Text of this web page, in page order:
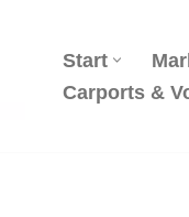
Start
Carports &